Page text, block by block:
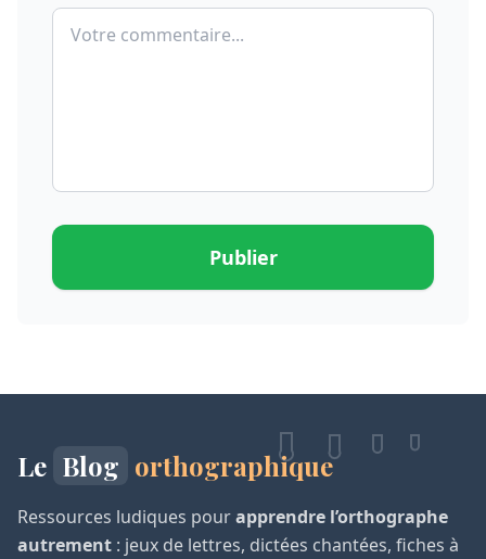
Publier
Le Blog orthographique
Ressources ludiques pourapprendre l’orthographe
autrement : jeux de lettres, dictées chantées, fiches à